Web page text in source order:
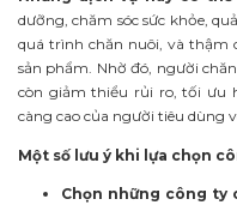
dưỡng, chăm sóc sức khỏe,
quá trình chăn nuôi, và thậm
sản phẩm. Nhờ đó, người
còn giảm thiểu rủi ro, tối ưu
càng cao của người tiêu dùng
Một số lưu ý khi lựa chọn
Chọn những công ty